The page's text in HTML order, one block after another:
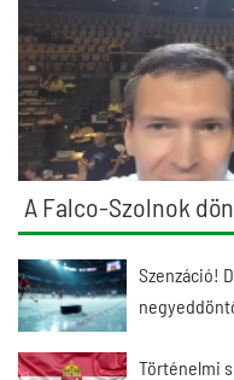
A Falco-Szolnok
Szenzáció!
Történelmi